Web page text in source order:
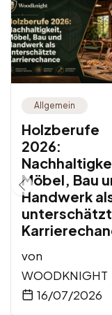
Allgemein
Holzberufe
2026:
Möbel, Bau
Handwerk
von
WOODKNIGHT
16/07/2026